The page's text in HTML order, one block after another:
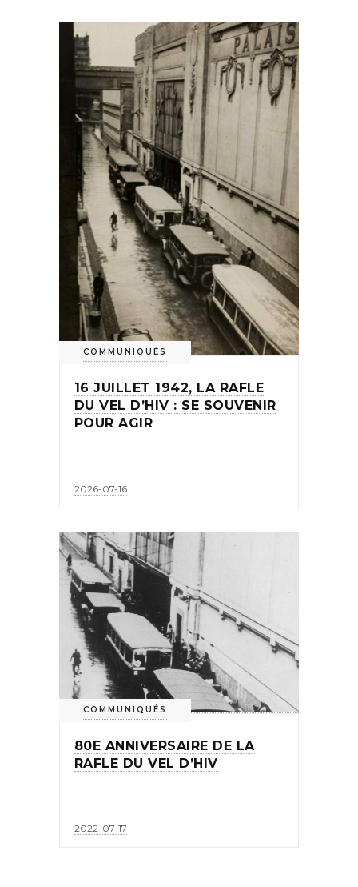
COMMUNIQUÉS
16 JUILLET 1942, LA RAFLE
DU VEL D’HIV : SE SOUVENIR
POUR AGIR
2026-07-16
COMMUNIQUÉS
80E ANNIVERSAIRE DE LA
RAFLE DU VEL D’HIV
2022-07-17